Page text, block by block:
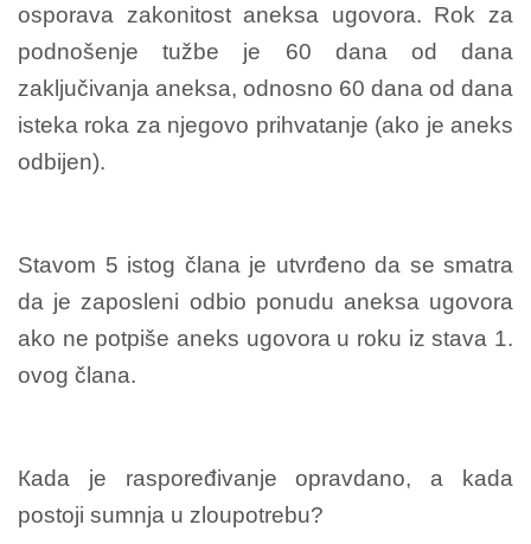
osporava zakonitost aneksa ugovora. Rok za
podnošenje tužbe je 60 dana od dana
zaključivanja aneksa, odnosno 60 dana od dana
isteka roka za njegovo prihvatanje (ako je aneks
odbijen).
Stavom 5 istog člana je utvrđeno da se smatra
da je zaposleni odbio ponudu aneksa ugovora
ako ne potpiše aneks ugovora u roku iz stava 1.
ovog člana.
Кada je raspoređivanje opravdano, a kada
postoji sumnja u zloupotrebu?